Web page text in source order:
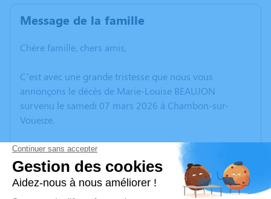
Message de la famille
Chère famille, chers amis,
C’est avec une grande tristesse que nous vous
annonçons le décès de Marie-Louise BEAUJON
survenu le samedi 07 mars 2026 à Chambon-sur-
Voueize.
Nous vous invitons à utiliser cet espace pour laisser
vos condoléances, partager des photos souvenirs, une
anecdote ou exprimer vos pensées à travers des
poèmes ou des textes. Cet endroit est un lieu